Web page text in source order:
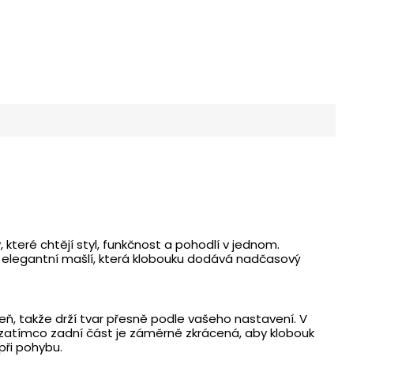
které chtějí styl, funkčnost a pohodlí v jednom.
mašlí, která klobouku dodává nadčasový
takže drží tvar přesně podle vašeho nastavení. V
zadní část je záměrně zkrácená, aby klobouk
pohybu.